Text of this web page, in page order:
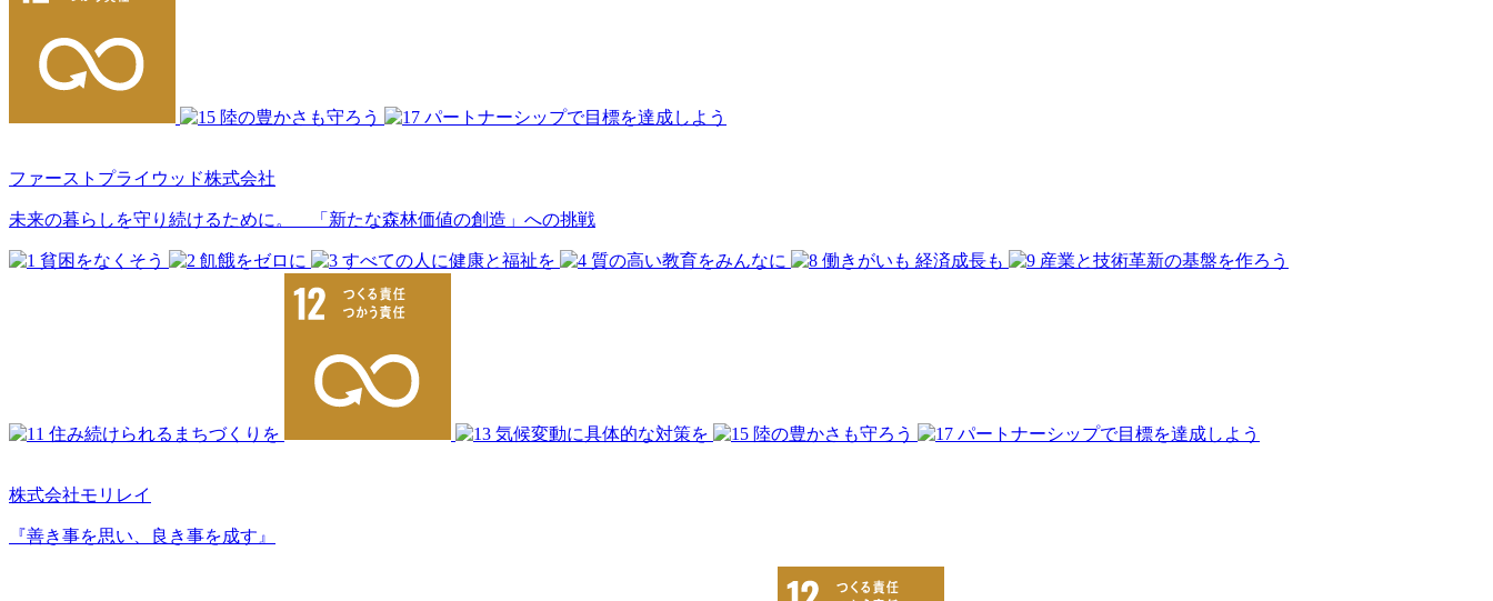
ファーストプライウッド株式会社
未来の暮らしを守り続けるために。 「新たな森林価値の創造」への挑戦
株式会社モリレイ
『善き事を思い、良き事を成す』